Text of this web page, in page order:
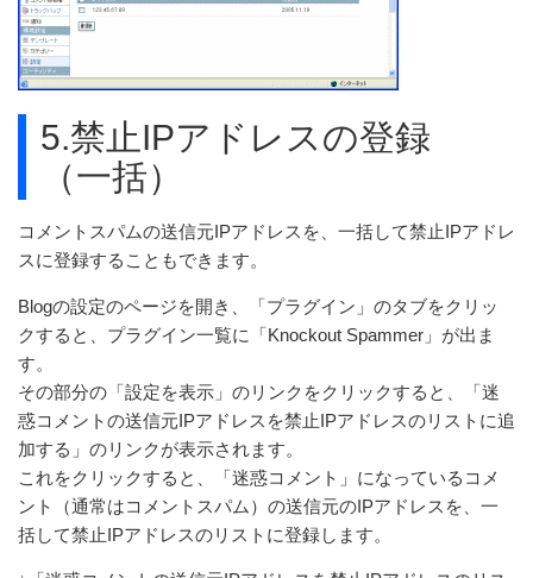
5.禁止IPアドレスの登録
（一括）
コメントスパムの送信元IPアドレスを、一括して禁止IPアドレ
スに登録することもできます。
Blogの設定のページを開き、「プラグイン」のタブをクリッ
クすると、プラグイン一覧に「Knockout Spammer」が出ま
す。
その部分の「設定を表示」のリンクをクリックすると、「迷
惑コメントの送信元IPアドレスを禁止IPアドレスのリストに追
加する」のリンクが表示されます。
これをクリックすると、「迷惑コメント」になっているコメ
ント（通常はコメントスパム）の送信元のIPアドレスを、一
括して禁止IPアドレスのリストに登録します。